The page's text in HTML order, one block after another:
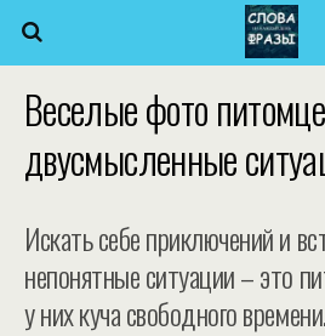
Веселые фото
двусмысленные
Искать себе приключений и
непонятные ситуации – это
у них куча свободного времени.